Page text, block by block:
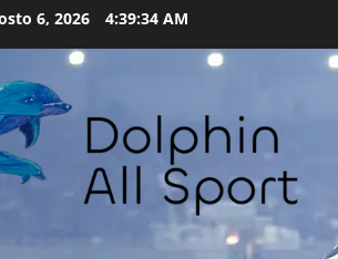
6, 2026 4:39:35 AM